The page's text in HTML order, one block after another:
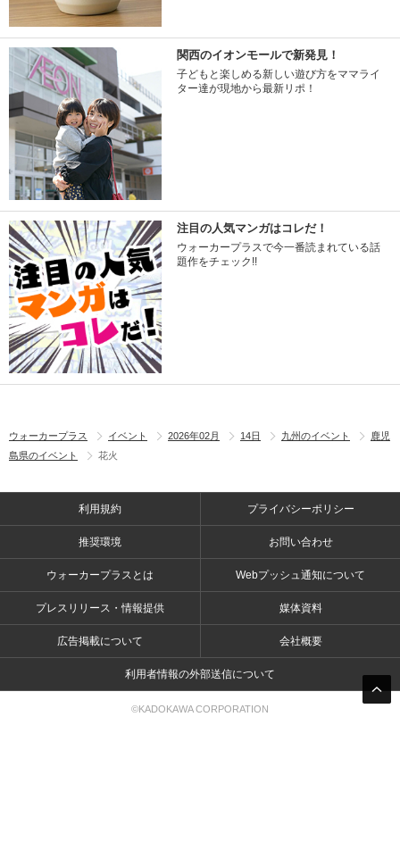
関西のイオンモールで新発見！
子どもと楽しめる新しい遊び方をママライ
ター達が現地から最新リポ！
注目の人気マンガはコレだ！
ウォーカープラスで今一番読まれている話
題作をチェック!!
ウォーカープラス イベント 2026年02月 14日 九州のイベント
鹿児
島県のイベント
花火
利用規約 プライバシーポリシー
推奨環境 お問い合わせ
ウォーカープラスとは Webプッシュ通知について
プレスリリース・情報提供 媒体資料
広告掲載について 会社概要
利用者情報の外部送信について
©KADOKAWA CORPORATION